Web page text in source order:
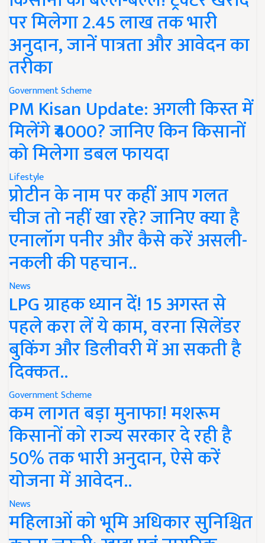
पर मिलेगा 2.45 लाख तक भारी
अनुदान, जानें पात्रता और आवेदन का
तरीका
Government Scheme
PM Kisan Update: अगली किस्त में
मिलेंगे ₹4000? जानिए किन किसानों
को मिलेगा डबल फायदा
Lifestyle
प्रोटीन के नाम पर कहीं आप गलत
चीज तो नहीं खा रहे? जानिए क्या है
एनालॉग पनीर और कैसे करें असली-
नकली की पहचान..
News
LPG ग्राहक ध्यान दें! 15 अगस्त से
पहले करा लें ये काम, वरना सिलेंडर
बुकिंग और डिलीवरी में आ सकती है
दिक्कत..
Government Scheme
कम लागत बड़ा मुनाफा! मशरूम
किसानों को राज्य सरकार दे रही है
50% तक भारी अनुदान, ऐसे करें
योजना में आवेदन..
News
महिलाओं को भूमि अधिकार सुनिश्चित